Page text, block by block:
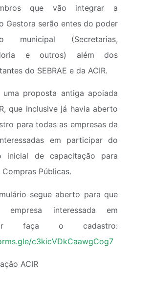
que vão integrar a
Gestora serão entes do poder
municipal (Secretarias,
e outros) além dos
do SEBRAE e da ACIR.
uma proposta antiga apoiada
que inclusive já havia aberto
para todas as empresas da
em participar do
inicial de capacitação para
Públicas.
segue aberto para que
empresa interessada em
faça o cadastro:
c3kicVDkCaawgCog7
ACIR